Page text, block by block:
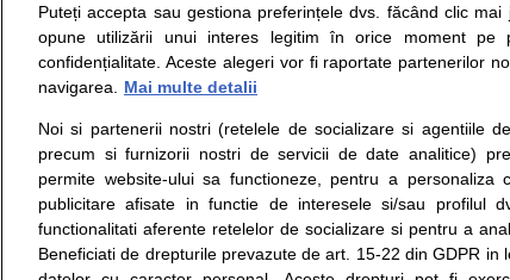
Opiniile avizate ale medicilor, sfaturile si orice
nici diagnosticul stabilit in urma investigatiilor
ii punem la dispozitie pentru programare in
Despre noi
Despre noi
Contact
Intrebari frecvente
Consultanti
medicali
Legal
Termeni si conditii
Politica de
confidentialitate
Politica de cookie
Modifica Setarile
Puteți accepta sau gestiona preferințele dvs. făcând clic
opune utilizării unui interes legitim în orice moment pe
confidențialitate. Aceste alegeri vor fi raportate partenerilor
navigarea.
Mai multe detalii
Noi si partenerii nostri (retelele de socializare si agentiile
precum si furnizorii nostri de servicii de date analitice)
permite website-ului sa functioneze, pentru a personaliza
publicitare afisate in functie de interesele si/sau profilul
functionalitati aferente retelelor de socializare si pentru a
Beneficiati de drepturile prevazute de art. 15-22 din GDPR in